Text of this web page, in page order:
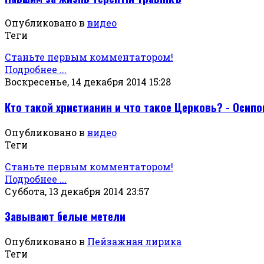
Опубликовано в видео
Теги
Станьте первым комментатором!
Подробнее ...
Воскресенье, 14 декабря 2014 15:28
Кто такой христианин и что такое Церковь? -
Опубликовано в видео
Теги
Станьте первым комментатором!
Подробнее ...
Суббота, 13 декабря 2014 23:57
Завывают белые метели
Опубликовано в Пейзажная лирика
Теги